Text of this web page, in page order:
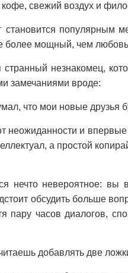
свежий воздух и
становится
более мощный, чем
странный незнакомец,
замечаниями вроде:
что мои новые друзья
неожиданности и
а простой
нечто невероятное:
обсудить больше
пару часов диалогов,
добавлять две